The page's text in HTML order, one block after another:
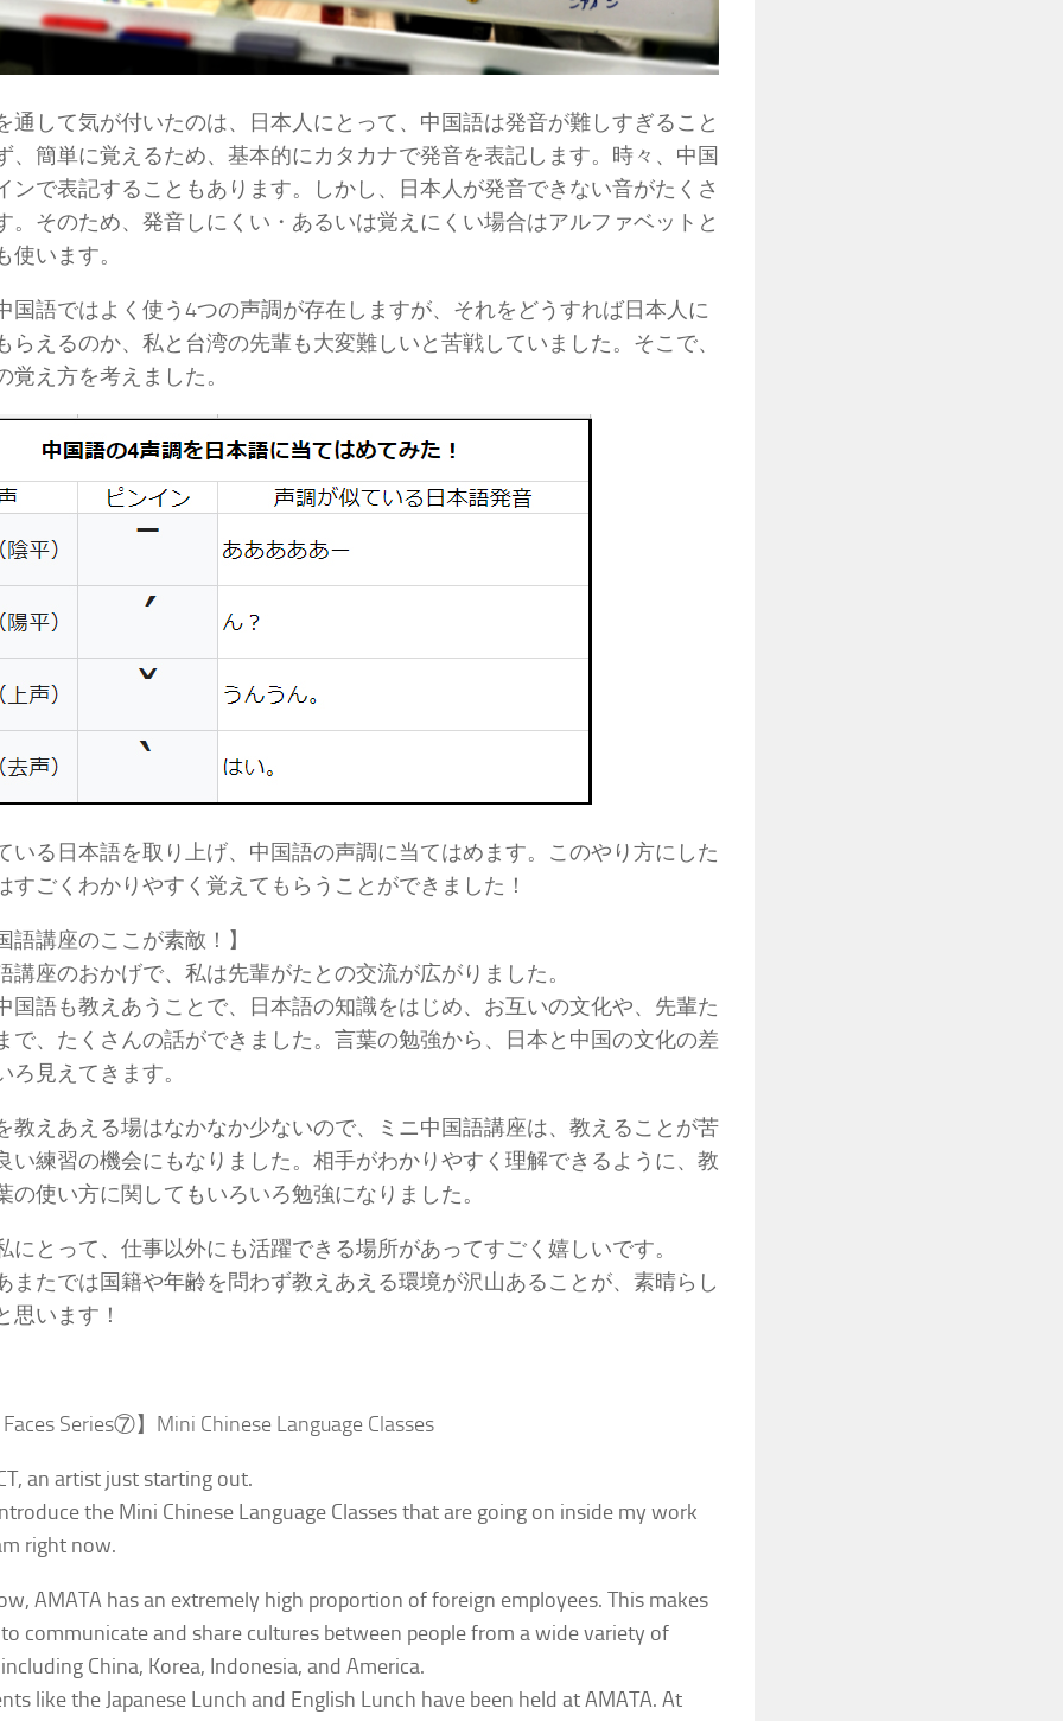
通して気が付いたのは、日本人にとって、中国語は発音が難しすぎること
、簡単に覚えるため、基本的にカタカナで発音を表記します。時々、中国
ンで表記することもあります。しかし、日本人が発音できない音がたくさ
。そのため、発音しにくい・あるいは覚えにくい場合はアルファベットと
使います。
国語ではよく使う4つの声調が存在しますが、それをどうすれば日本人に
らえるのか、私と台湾の先輩も大変難しいと苦戦していました。そこで、
覚え方を考えました。
いる日本語を取り上げ、中国語の声調に当てはめます。このやり方にした
すごくわかりやすく覚えてもらうことができました！
語講座のここが素敵！】
講座のおかげで、私は先輩がたとの交流が広がりました。
国語も教えあうことで、日本語の知識をはじめ、お互いの文化や、先輩た
で、たくさんの話ができました。言葉の勉強から、日本と中国の文化の差
ろ見えてきます。
教えあえる場はなかなか少ないので、ミニ中国語講座は、教えることが苦
い練習の機会にもなりました。相手がわかりやすく理解できるように、教
の使い方に関してもいろいろ勉強になりました。
にとって、仕事以外にも活躍できる場所があってすごく嬉しいです。
またでは国籍や年齢を問わず教えあえる環境が沢山あることが、素晴らし
思います！
Series⑦】Mini Chinese Language Classes
an artist just starting out.
the Mini Chinese Language Classes that are going on inside my work
right now.
AMATA has an extremely high proportion of foreign employees. This makes
communicate and share cultures between people from a wide variety of
China, Korea, Indonesia, and America.
like the Japanese Lunch and English Lunch have been held at AMATA. At